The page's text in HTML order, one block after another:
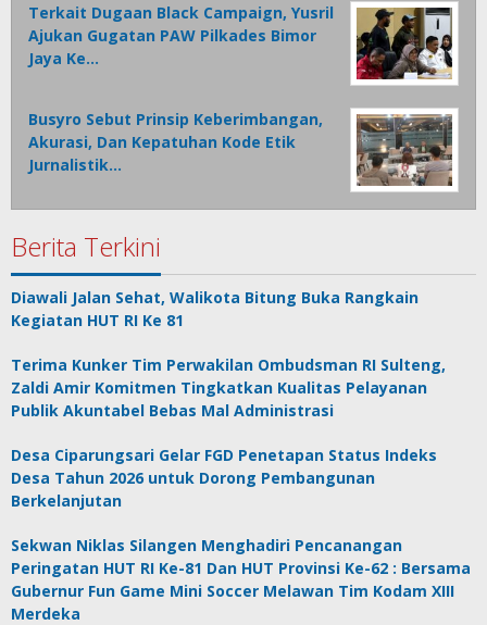
Terkait Dugaan Black Campaign, Yusril
Ajukan Gugatan PAW Pilkades Bimor
Jaya Ke…
Busyro Sebut Prinsip Keberimbangan,
Akurasi, Dan Kepatuhan Kode Etik
Jurnalistik…
Berita Terkini
Diawali Jalan Sehat, Walikota Bitung Buka Rangkain
Kegiatan HUT RI Ke 81
Terima Kunker Tim Perwakilan Ombudsman RI Sulteng,
Zaldi Amir Komitmen Tingkatkan Kualitas Pelayanan
Publik Akuntabel Bebas Mal Administrasi
Desa Ciparungsari Gelar FGD Penetapan Status Indeks
Desa Tahun 2026 untuk Dorong Pembangunan
Berkelanjutan
Sekwan Niklas Silangen Menghadiri Pencanangan
Peringatan HUT RI Ke-81 Dan HUT Provinsi Ke-62 : Bersama
Gubernur Fun Game Mini Soccer Melawan Tim Kodam XIII
Merdeka